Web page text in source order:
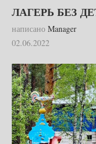
ЛАГЕРЬ БЕЗ
написано Manager
02.06.2022